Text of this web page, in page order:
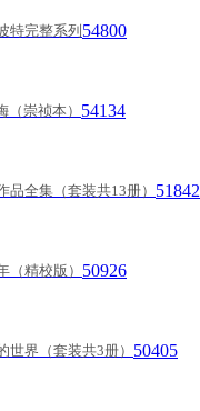
特完整系列 54800
（崇祯本） 54134
品全集（套装共13册） 51842
（精校版） 50926
世界（套装共3册） 50405